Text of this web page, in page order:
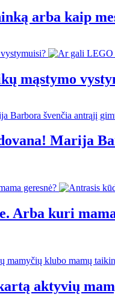
arba kaip
mąstymo
dovana! Marija
Arba kuri
aktyvių